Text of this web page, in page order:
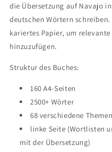
die Übersetzung auf Navajo
deutschen Wörtern
kariertes Papier, um
hinzuzufügen.
Struktur des Buches:
160 A4-Seiten
2500+ Wörter
68 verschiedene Themen
linke Seite (Wortlisten
mit der Übersetzung)